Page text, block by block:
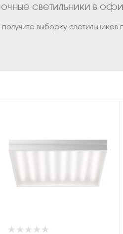
светильники в
выборку светильников